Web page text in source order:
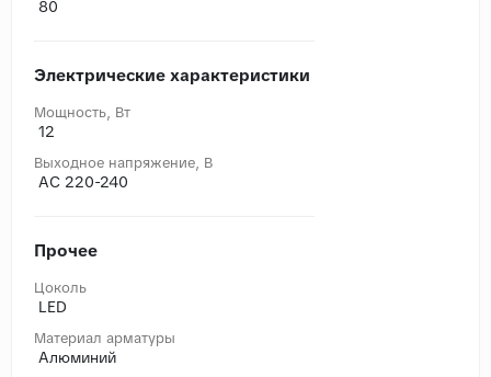
80
Электрические характеристики
Мощность, Вт
12
Выходное напряжение, В
AC 220-240
Прочее
Цоколь
LED
Материал арматуры
Алюминий